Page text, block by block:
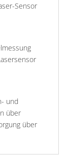
Sensor
und
über
über